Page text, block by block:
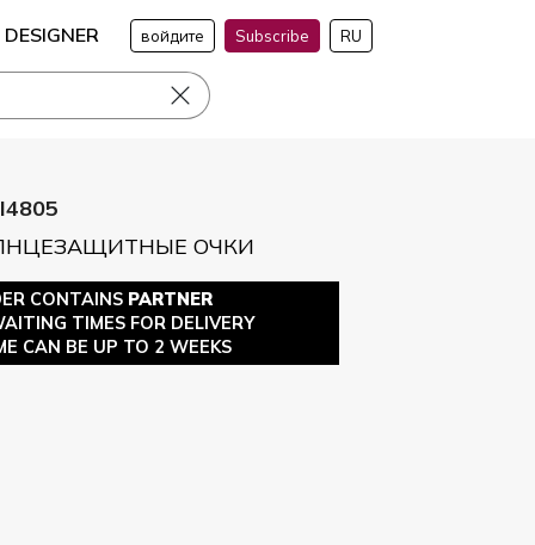
DESIGNER войдите Subscribe RU
ОЧКИ
CONTAINS PARTNER
TIMES FOR DELIVERY
CAN BE UP TO 2 WEEKS